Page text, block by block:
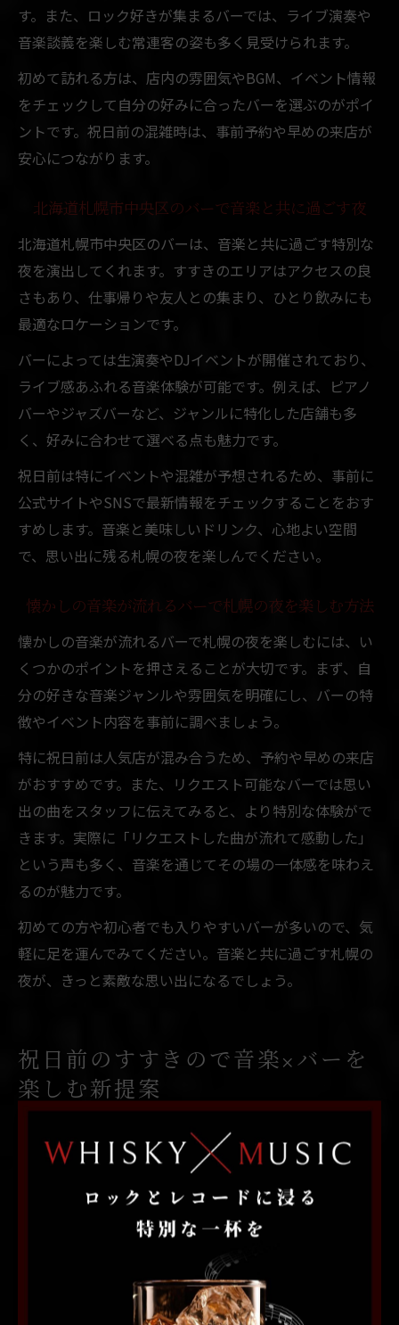
す。また、ロック好きが集まるバーでは、ライブ演奏や
音楽談義を楽しむ常連客の姿も多く見受けられます。
初めて訪れる方は、店内の雰囲気やBGM、イベント情報
をチェックして自分の好みに合ったバーを選ぶのがポイ
ントです。祝日前の混雑時は、事前予約や早めの来店が
安心につながります。
北海道札幌市中央区のバーで音楽と共に過ごす夜
北海道札幌市中央区のバーは、音楽と共に過ごす特別な
夜を演出してくれます。すすきのエリアはアクセスの良
さもあり、仕事帰りや友人との集まり、ひとり飲みにも
最適なロケーションです。
バーによっては生演奏やDJイベントが開催されており、
ライブ感あふれる音楽体験が可能です。例えば、ピアノ
バーやジャズバーなど、ジャンルに特化した店舗も多
く、好みに合わせて選べる点も魅力です。
祝日前は特にイベントや混雑が予想されるため、事前に
公式サイトやSNSで最新情報をチェックすることをおす
すめします。音楽と美味しいドリンク、心地よい空間
で、思い出に残る札幌の夜を楽しんでください。
懐かしの音楽が流れるバーで札幌の夜を楽しむ方法
懐かしの音楽が流れるバーで札幌の夜を楽しむには、い
くつかのポイントを押さえることが大切です。まず、自
分の好きな音楽ジャンルや雰囲気を明確にし、バーの特
徴やイベント内容を事前に調べましょう。
特に祝日前は人気店が混み合うため、予約や早めの来店
がおすすめです。また、リクエスト可能なバーでは思い
出の曲をスタッフに伝えてみると、より特別な体験がで
きます。実際に「リクエストした曲が流れて感動した」
という声も多く、音楽を通じてその場の一体感を味わえ
るのが魅力です。
初めての方や初心者でも入りやすいバーが多いので、気
軽に足を運んでみてください。音楽と共に過ごす札幌の
夜が、きっと素敵な思い出になるでしょう。
祝日前のすすきので音楽×バーを
楽しむ新提案
祝日前のすすきので体験する新しいバー音楽の楽しみ
祝日前の夜、北海道札幌市中央区すすきのエリアでは、
普段とは異なる特別なバー音楽体験が待っています。バ
ーやジャズバー、生演奏が楽しめるライブバーなど、音
楽好きにはたまらない多様な空間が広がっています。祝